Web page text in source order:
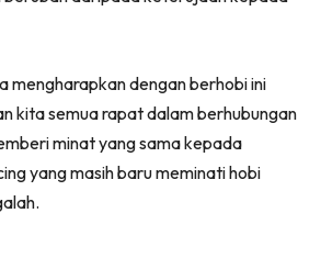
mengharapkan dengan berhobi ini
kita semua rapat dalam berhubungan
minat yang sama kepada
yang masih baru meminati hobi